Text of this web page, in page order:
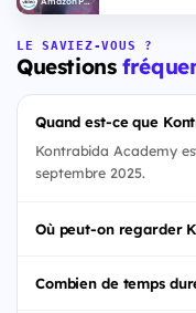
LE SAVIEZ-VOUS ?
Questions
Quand est-ce que
Kontrabida Academy
septembre 2025.
Où peut-on regarder
Combien de temps